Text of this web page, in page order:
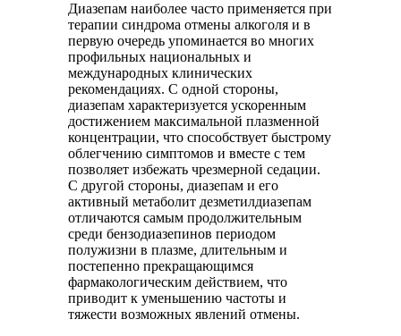
Диазепам наиболее часто применяется при
терапии синдрома отмены алкоголя и в
первую очередь упоминается во многих
профильных национальных и
международных клинических
рекомендациях. С одной стороны,
диазепам характеризуется ускоренным
достижением максимальной плазменной
концентрации, что способствует быстрому
облегчению симптомов и вместе с тем
позволяет избежать чрезмерной седации.
С другой стороны, диазепам и его
активный метаболит дезметилдиазепам
отличаются самым продолжительным
среди бензодиазепинов периодом
полужизни в плазме, длительным и
постепенно прекращающимся
фармакологическим действием, что
приводит к уменьшению частоты и
тяжести возможных явлений отмены.